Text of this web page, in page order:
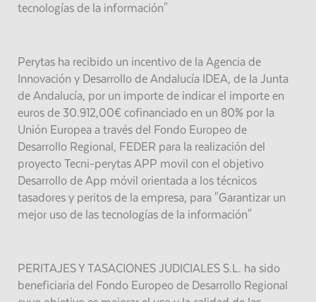
tecnologías de la información"
Perytas ha recibido un incentivo de la Agencia de
Innovación y Desarrollo de Andalucía IDEA, de la Junta
de Andalucía, por un importe de indicar el importe en
euros de 30.912,00€ cofinanciado en un 80% por la
Unión Europea a través del Fondo Europeo de
Desarrollo Regional, FEDER para la realización del
proyecto Tecni-perytas APP movil con el objetivo
Desarrollo de App móvil orientada a los técnicos
tasadores y peritos de la empresa, para "Garantizar un
mejor uso de las tecnologías de la información"
PERITAJES Y TASACIONES JUDICIALES S.L. ha sido
beneficiaria del Fondo Europeo de Desarrollo Regional